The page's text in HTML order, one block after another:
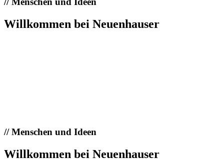
Willkommen bei Neuenhauser
//Menschen und Ideen
Willkommen bei Neuenhauser